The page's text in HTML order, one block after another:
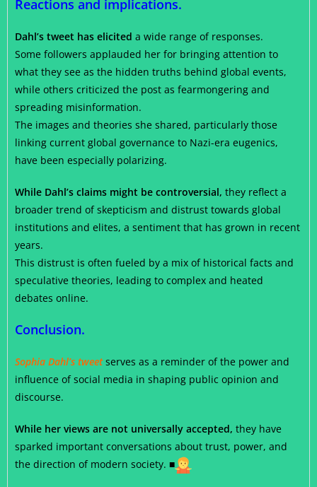
Reactions and implications.
Dahl’s tweet has elicited a wide range of responses.
Some followers applauded her for bringing attention to
what they see as the hidden truths behind global events,
while others criticized the post as fearmongering and
spreading misinformation.
The images and theories she shared, particularly those
linking current global governance to Nazi-era eugenics,
have been especially polarizing.
While Dahl’s claims might be controversial, they reflect a
broader trend of skepticism and distrust towards global
institutions and elites, a sentiment that has grown in recent
years.
This distrust is often fueled by a mix of historical facts and
speculative theories, leading to complex and heated
debates online.
Conclusion.
Sophia Dahl’s tweetserves as a reminder of the power and
influence of social media in shaping public opinion and
discourse.
While her views are not universally accepted, they have
sparked important conversations about trust, power, and
the direction of modern society. ■